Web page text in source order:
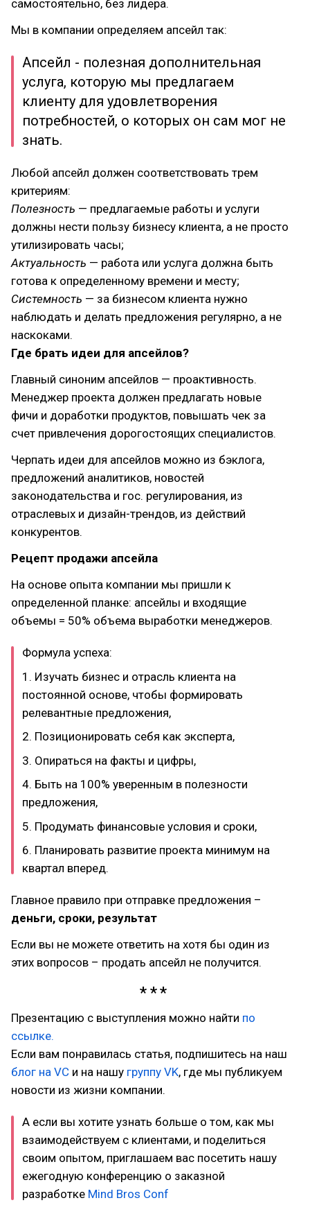
самостоятельно, без лидера.
Мы в компании определяем апсейл так:
Апсейл - полезная дополнительная
услуга, которую мы предлагаем
клиенту для удовлетворения
потребностей, о которых он сам мог не
знать.
Любой апсейл должен соответствовать трем
критериям:
Полезность — предлагаемые работы и услуги
должны нести пользу бизнесу клиента, а не просто
утилизировать часы;
Актуальность — работа или услуга должна быть
готова к определенному времени и месту;
Системность — за бизнесом клиента нужно
наблюдать и делать предложения регулярно, а не
наскоками.
Где брать идеи для апсейлов?
Главный синоним апсейлов — проактивность.
Менеджер проекта должен предлагать новые
фичи и доработки продуктов, повышать чек за
счет привлечения дорогостоящих специалистов.
Черпать идеи для апсейлов можно из бэклога,
предложений аналитиков, новостей
законодательства и гос. регулирования, из
отраслевых и дизайн-трендов, из действий
конкурентов.
Рецепт продажи апсейла
На основе опыта компании мы пришли к
определенной планке: апсейлы и входящие
объемы = 50% объема выработки менеджеров.
Формула успеха:
1. Изучать бизнес и отрасль клиента на
постоянной основе, чтобы формировать
релевантные предложения,
2. Позиционировать себя как эксперта,
3. Опираться на факты и цифры,
4. Быть на 100% уверенным в полезности
предложения,
5. Продумать финансовые условия и сроки,
6. Планировать развитие проекта минимум на
квартал вперед.
Главное правило при отправке предложения –
деньги, сроки, результат
Если вы не можете ответить на хотя бы один из
этих вопросов – продать апсейл не получится.
Презентацию с выступления можно найти по
ссылке.
Если вам понравилась статья, подпишитесь на наш
блог на VC и на нашу группу VK, где мы публикуем
новости из жизни компании.
А если вы хотите узнать больше о том, как мы
взаимодействуем с клиентами, и поделиться
своим опытом, приглашаем вас посетить нашу
ежегодную конференцию о заказной
разработке Mind Bros Conf